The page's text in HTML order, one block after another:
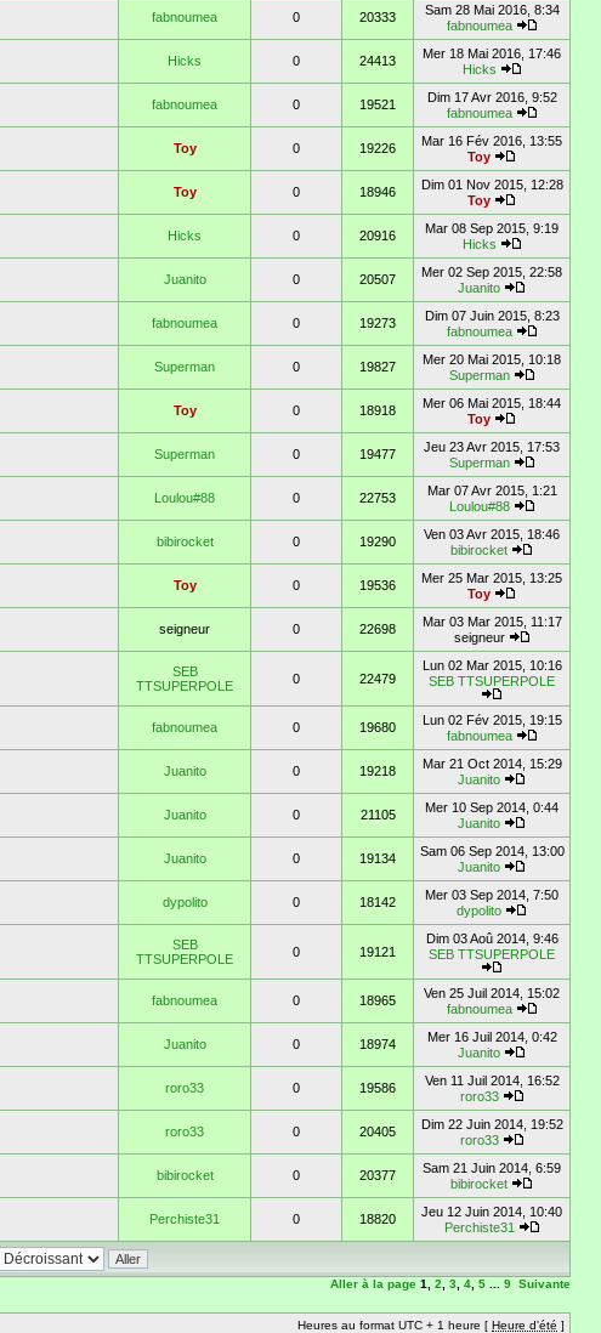
fabnoumea 0 20333
Sam 28 Mai 2016, 8:34
fabnoumea
Hicks 0 24413
Mer 18 Mai 2016, 17:46
Hicks
fabnoumea 0 19521
Dim 17 Avr 2016, 9:52
fabnoumea
Toy 0 19226
Mar 16 Fév 2016, 13:55
Toy
Toy 0 18946
Dim 01 Nov 2015, 12:28
Toy
Hicks 0 20916
Mar 08 Sep 2015, 9:19
Hicks
Juanito 0 20507
Mer 02 Sep 2015, 22:58
Juanito
fabnoumea 0 19273
Dim 07 Juin 2015, 8:23
fabnoumea
Superman 0 19827
Mer 20 Mai 2015, 10:18
Superman
Toy 0 18918
Mer 06 Mai 2015, 18:44
Toy
Superman 0 19477
Jeu 23 Avr 2015, 17:53
Superman
Loulou#88 0 22753
Mar 07 Avr 2015, 1:21
Loulou#88
bibirocket 0 19290
Ven 03 Avr 2015, 18:46
bibirocket
Toy 0 19536
Mer 25 Mar 2015, 13:25
Toy
seigneur 0 22698
Mar 03 Mar 2015, 11:17
seigneur
SEB
TTSUPERPOLE
0 22479
Lun 02 Mar 2015, 10:16
SEB TTSUPERPOLE
fabnoumea 0 19680
Lun 02 Fév 2015, 19:15
fabnoumea
Juanito 0 19218
Mar 21 Oct 2014, 15:29
Juanito
Juanito 0 21105
Mer 10 Sep 2014, 0:44
Juanito
Juanito 0 19134
Sam 06 Sep 2014, 13:00
Juanito
dypolito 0 18142
Mer 03 Sep 2014, 7:50
dypolito
SEB
TTSUPERPOLE
0 19121
Dim 03 Aoû 2014, 9:46
SEB TTSUPERPOLE
fabnoumea 0 18965
Ven 25 Juil 2014, 15:02
fabnoumea
Juanito 0 18974
Mer 16 Juil 2014, 0:42
Juanito
roro33 0 19586
Ven 11 Juil 2014, 16:52
roro33
roro33 0 20405
Dim 22 Juin 2014, 19:52
roro33
bibirocket 0 20377
Sam 21 Juin 2014, 6:59
bibirocket
Perchiste31 0 18820
Jeu 12 Juin 2014, 10:40
Perchiste31
Aller à la page 1 2 3 4 5 9 Suivante
Heures au format UTC + 1 heure [ Heure d'été ]